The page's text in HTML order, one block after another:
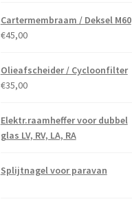
Cartermembraam / Deksel M60
€45,00
Olieafscheider / Cycloonfilter
€35,00
Elektr.raamheffer voor dubbel
glas LV, RV, LA, RA
Splijtnagel voor paravan